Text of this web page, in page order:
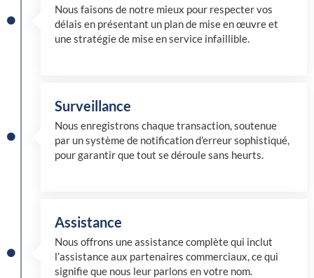
Nous faisons de notre mieux pour respecter vos
délais en présentant un plan de mise en œuvre et
une stratégie de mise en service infaillible.
Surveillance
Nous enregistrons chaque transaction, soutenue
par un système de notification d’erreur sophistiqué,
pour garantir que tout se déroule sans heurts.
Assistance
Nous offrons une assistance complète qui inclut
l’assistance aux partenaires commerciaux, ce qui
signifie que nous leur parlons en votre nom.